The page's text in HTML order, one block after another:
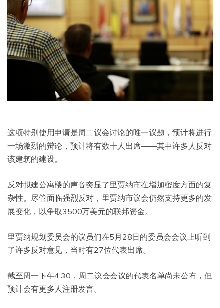
这项特别使用申请是周二议会讨论的唯一议题，预计将进行
一场激烈的辩论，预计将有数十人出席——其中许多人反对
该建筑的建设。
反对拟建公寓楼的声音突显了里贾纳市在增加密度方面的复
杂性。尽管面临强烈反对，里贾纳市议会仍然支持更多的发
展变化，以争取3500万美元的联邦资金。
里贾纳规划委员会的议员们在5月28日的委员会会议上听到
了许多反对意见，当时有27位代表出席。
截至周一下午4:30，周二议会会议的代表名单尚未公布，但
预计会有更多人注册发言。